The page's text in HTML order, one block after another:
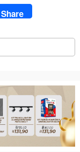
Share